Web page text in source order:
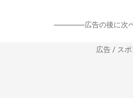
-----------------広告の後に次
広告 / ス